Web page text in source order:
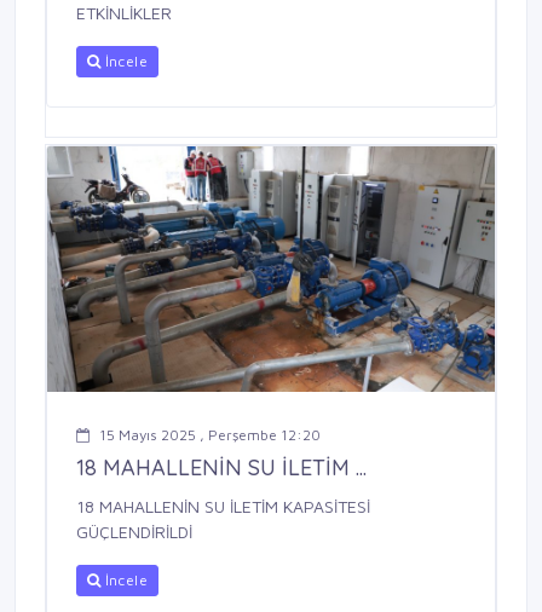
ETKİNLİKLER
İncele
15 Mayıs 2025 , Perşembe 12:20
18 MAHALLENİN SU İLETİM ...
18 MAHALLENİN SU İLETİM KAPASİTESİ
GÜÇLENDİRİLDİ
İncele